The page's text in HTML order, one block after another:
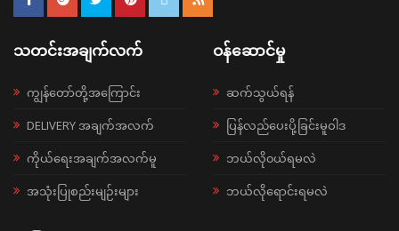
သတင်းအချက်လက်
ကျွန်တော်တို့အကြောင်း
DELIVERY အချက်အလက်
ကိုယ်ရေးအချက်အလက်မူ
အသုံးပြုစည်းမျဉ်းများ
ဝန်ဆောင်မှု
ဆက်သွယ်ရန်
ပြန်လည်ပေးပို့ခြင်းမူဝါဒ
ဘယ်လို၀ယ်ရမလဲ
ဘယ်လိုရောင်းရမလဲ